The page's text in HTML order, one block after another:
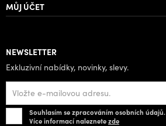
MŮJ ÚČET
NEWSLETTER
Exkluzivní nabídky, novinky, slevy.
Souhlasím se zpracováním osobních údajů.
Více informací naleznetezde